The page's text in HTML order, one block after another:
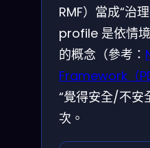
RMF）當成“治
profile 是依情
的概念（參考：
Framework（
“覺得安全/不安
次。